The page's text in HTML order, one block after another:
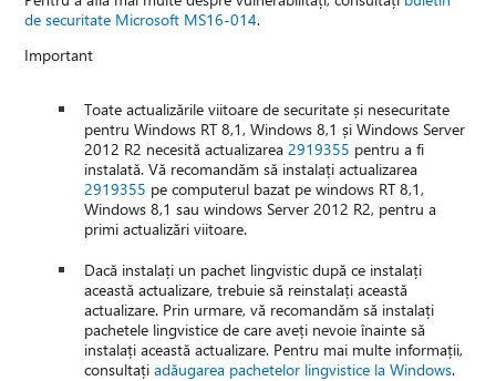
de securitate Microsoft MS16-014.
Important
Toate actualizările viitoare de securitate și nesecuritate
pentru Windows RT 8,1, Windows 8,1 și Windows Server
2012 R2 necesită actualizarea2919355 pentru a fi
instalată. Vă recomandăm să instalați actualizarea
2919355 pe computerul bazat pe windows RT 8,1,
Windows 8,1 sau windows Server 2012 R2, pentru a
primi actualizări viitoare.
Dacă instalați un pachet lingvistic după ce instalați
această actualizare, trebuie să reinstalați această
actualizare. Prin urmare, vă recomandăm să instalați
pachetele lingvistice de care aveți nevoie înainte să
instalați această actualizare. Pentru mai multe informații,
consultațiadăugarea pachetelor lingvistice la Windows.